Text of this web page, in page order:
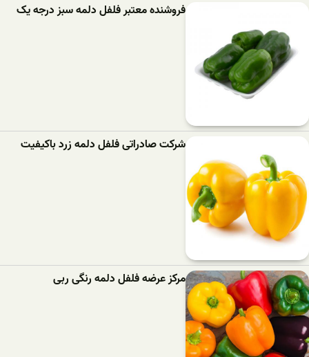
فروشنده معتبر فلفل دلمه سبز درجه یک
شرکت صادراتی فلفل دلمه زرد باکیفیت
مرکز عرضه فلفل دلمه رنگی ربی